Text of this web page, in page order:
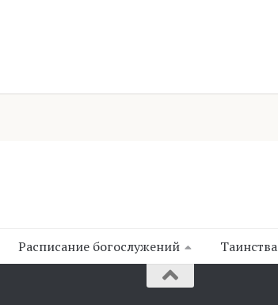
Расписание богослужений Таинства